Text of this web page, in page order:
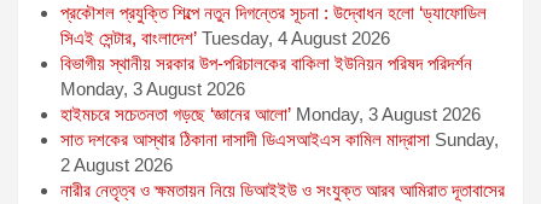
প্রকৌশল প্রযুক্তি শিল্পে নতুন দিগন্তের সূচনা : উদ্বোধন হলো ‘ড্যাফোডিল
সিএই সেন্টার, বাংলাদেশ’ Tuesday, 4 August 2026
বিভাগীয় স্থানীয় সরকার উপ-পরিচালকের বাকিলা ইউনিয়ন পরিষদ পরিদর্শন
Monday, 3 August 2026
হাইমচরে সচেতনতা গড়ছে ‘জ্ঞানের আলো’ Monday, 3 August 2026
সাত দশকের আস্থার ঠিকানা দাসাদী ডিএসআইএস কামিল মাদ্রাসা Sunday,
2 August 2026
নারীর নেতৃত্ব ও ক্ষমতায়ন নিয়ে ডিআইইউ ও সংযুক্ত আরব আমিরাত দূতাবাসের